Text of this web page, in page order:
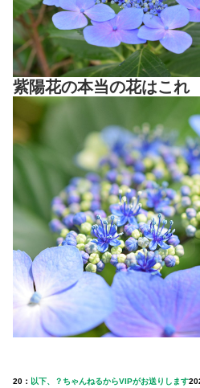
紫陽花の本当の花はこれ
20： 以下、？ちゃんねるからVIPがお送りします